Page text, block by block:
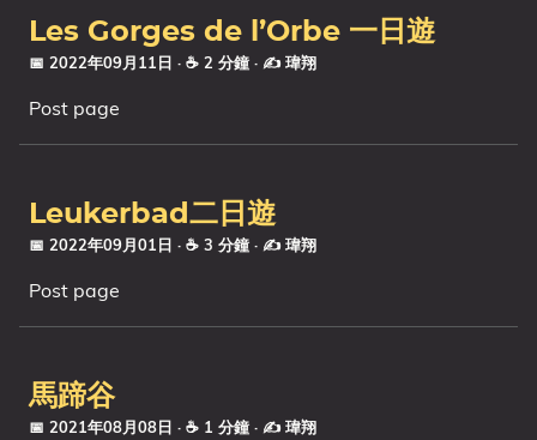
Les Gorges de l’Orbe 一日遊
📅 2022年09月11日 · ☕ 2 分鐘 · ✍️ 瑋翔
Post page
Leukerbad二日遊
📅 2022年09月01日 · ☕ 3 分鐘 · ✍️ 瑋翔
Post page
馬蹄谷
📅 2021年08月08日 · ☕ 1 分鐘 · ✍️ 瑋翔